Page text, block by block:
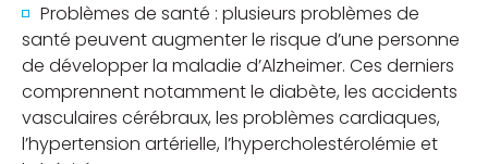
Problèmes de santé : plusieurs problèmes de
santé peuvent augmenter le risque d’une personne
de développer la maladie d’Alzheimer. Ces derniers
comprennent notamment le diabète, les accidents
vasculaires cérébraux, les problèmes cardiaques,
l’hypertension artérielle, l’hypercholestérolémie et